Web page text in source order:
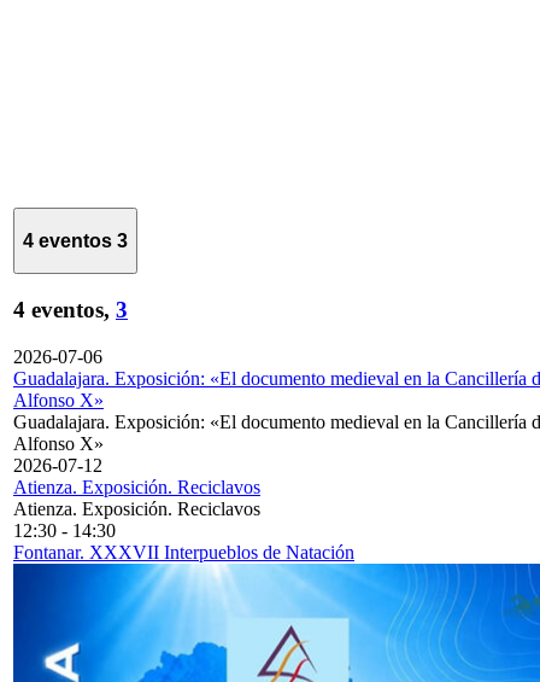
4 eventos 3
4 eventos, 3
2026-07-06
Guadalajara. Exposición: «El documento medieval en la Cancillería
Alfonso X»
Guadalajara. Exposición: «El documento medieval en la Cancillería
Alfonso X»
2026-07-12
Atienza. Exposición. Reciclavos
Atienza. Exposición. Reciclavos
12:30 - 14:30
Fontanar. XXXVII Interpueblos de Natación